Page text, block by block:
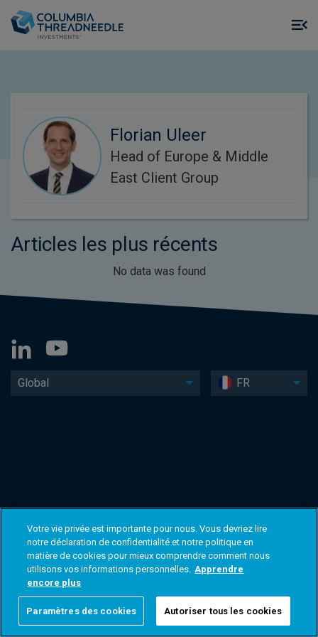
Florian Uleer
Head of Europe & Middle
East Client Group
Articles les plus récents
No data was found
Global FR
Votre vie privée est importante pour nous. Vous devriez lire
notre déclaration de confidentialité et notre politique en
matière de cookies pour mieux comprendre comment nous
utilisons vos informations personnelles. Apprendre
encore plus
Paramètres des cookies Autoriser tous les cookies